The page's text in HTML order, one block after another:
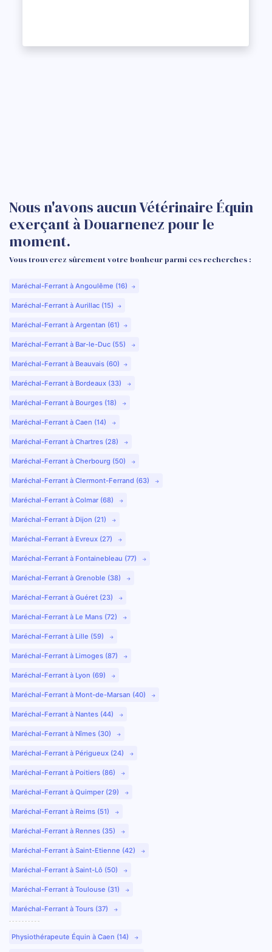
Nous n'avons aucun Vétérinaire Équin
exerçant à Douarnenez pour le
moment.
Vous trouverez sûrement votre bonheur parmi ces recherches :
Maréchal-Ferrant à Angoulême (16)
Maréchal-Ferrant à Aurillac (15)
Maréchal-Ferrant à Argentan (61)
Maréchal-Ferrant à Bar-le-Duc (55)
Maréchal-Ferrant à Beauvais (60)
Maréchal-Ferrant à Bordeaux (33)
Maréchal-Ferrant à Bourges (18)
Maréchal-Ferrant à Caen (14)
Maréchal-Ferrant à Chartres (28)
Maréchal-Ferrant à Cherbourg (50)
Maréchal-Ferrant à Clermont-Ferrand (63)
Maréchal-Ferrant à Colmar (68)
Maréchal-Ferrant à Dijon (21)
Maréchal-Ferrant à Evreux (27)
Maréchal-Ferrant à Fontainebleau (77)
Maréchal-Ferrant à Grenoble (38)
Maréchal-Ferrant à Guéret (23)
Maréchal-Ferrant à Le Mans (72)
Maréchal-Ferrant à Lille (59)
Maréchal-Ferrant à Limoges (87)
Maréchal-Ferrant à Lyon (69)
Maréchal-Ferrant à Mont-de-Marsan (40)
Maréchal-Ferrant à Nantes (44)
Maréchal-Ferrant à Nîmes (30)
Maréchal-Ferrant à Périgueux (24)
Maréchal-Ferrant à Poitiers (86)
Maréchal-Ferrant à Quimper (29)
Maréchal-Ferrant à Reims (51)
Maréchal-Ferrant à Rennes (35)
Maréchal-Ferrant à Saint-Etienne (42)
Maréchal-Ferrant à Saint-Lô (50)
Maréchal-Ferrant à Toulouse (31)
Maréchal-Ferrant à Tours (37)
Physiothérapeute Équin à Caen (14)